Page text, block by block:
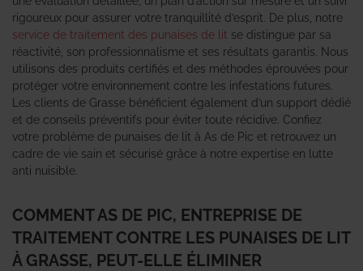
rigoureux pour assurer votre tranquillité d’esprit. De plus, notre
service de traitement des punaises de lit se distingue par sa
réactivité, son professionnalisme et ses résultats garantis. Nous
utilisons des produits certifiés et des méthodes éprouvées pour
protéger votre environnement contre les infestations futures.
Les clients de Grasse bénéficient également d’un support dédié
et de conseils préventifs pour éviter toute récidive. Confiez
votre problème de punaises de lit à As de Pic et retrouvez un
cadre de vie sain et sécurisé grâce à notre expertise en lutte
anti nuisible.
COMMENT AS DE PIC, ENTREPRISE DE
TRAITEMENT CONTRE LES PUNAISES DE LIT
À GRASSE, PEUT-ELLE ÉLIMINER